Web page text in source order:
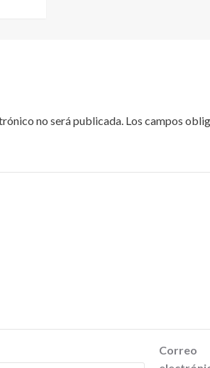
no será publicada. Los campos
Correo